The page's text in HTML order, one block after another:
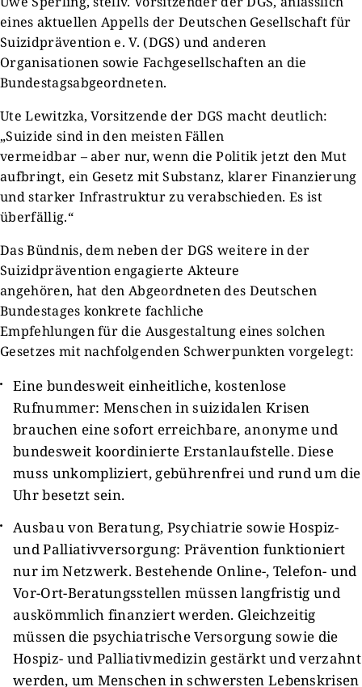
eines aktuellen Appells der Deutschen Gesellschaft für
Suizidprävention e. V. (DGS) und anderen
Organisationen sowie Fachgesellschaften an die
Bundestagsabgeordneten.
Ute Lewitzka, Vorsitzende der DGS macht deutlich:
„Suizide sind in den meisten Fällen
vermeidbar – aber nur, wenn die Politik jetzt den Mut
aufbringt, ein Gesetz mit Substanz, klarer Finanzierung
und starker Infrastruktur zu verabschieden. Es ist
überfällig.“
Das Bündnis, dem neben der DGS weitere in der
Suizidprävention engagierte Akteure
angehören, hat den Abgeordneten des Deutschen
Bundestages konkrete fachliche
Empfehlungen für die Ausgestaltung eines solchen
Gesetzes mit nachfolgenden Schwerpunkten vorgelegt:
Eine bundesweit einheitliche, kostenlose
Rufnummer: Menschen in suizidalen Krisen
brauchen eine sofort erreichbare, anonyme und
bundesweit koordinierte Erstanlaufstelle. Diese
muss unkompliziert, gebührenfrei und rund um die
Uhr besetzt sein.
Ausbau von Beratung, Psychiatrie sowie Hospiz-
und Palliativversorgung: Prävention funktioniert
nur im Netzwerk. Bestehende Online-, Telefon- und
Vor-Ort-Beratungsstellen müssen langfristig und
auskömmlich finanziert werden. Gleichzeitig
müssen die psychiatrische Versorgung sowie die
Hospiz- und Palliativmedizin gestärkt und verzahnt
werden, um Menschen in schwersten Lebenskrisen